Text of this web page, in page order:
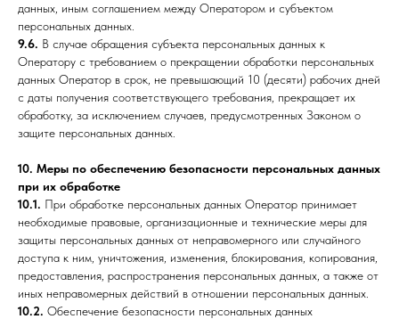
данных, иным соглашением между Оператором и субъектом
персональных данных.
9.6. В случае обращения субъекта персональных данных к
Оператору с требованием о прекращении обработки персональных
данных Оператор в срок, не превышающий 10 (десяти) рабочих дней
с даты получения соответствующего требования, прекращает их
обработку, за исключением случаев, предусмотренных Законом о
защите персональных данных.
10. Меры по обеспечению безопасности персональных данных
при их обработке
10.1. При обработке персональных данных Оператор принимает
необходимые правовые, организационные и технические меры для
защиты персональных данных от неправомерного или случайного
доступа к ним, уничтожения, изменения, блокирования, копирования,
предоставления, распространения персональных данных, а также от
иных неправомерных действий в отношении персональных данных.
10.2. Обеспечение безопасности персональных данных